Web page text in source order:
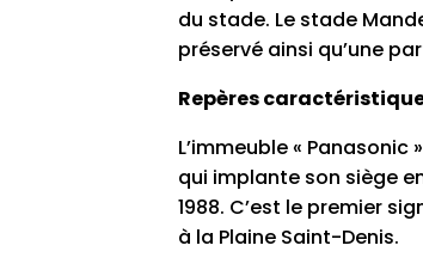
du stade. Le stade
préservé ainsi qu’une
Repères
L’immeuble «
qui implante son siège
1988. C’est le premier
à la Plaine Saint-Denis.